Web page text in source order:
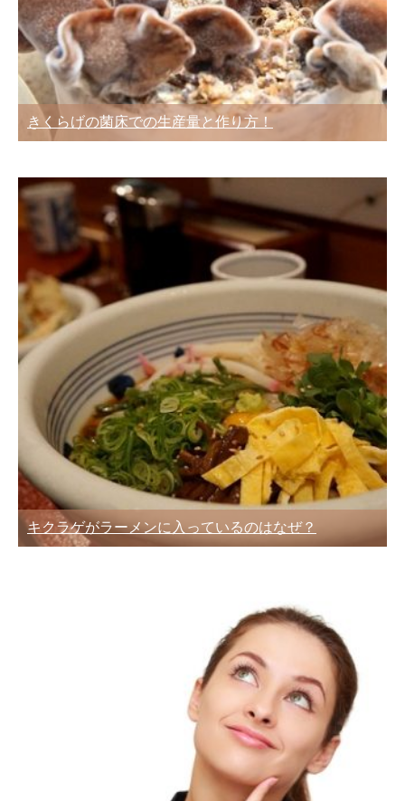
きくらげの菌床での生産量と作り方！
キクラゲがラーメンに入っているのはなぜ？